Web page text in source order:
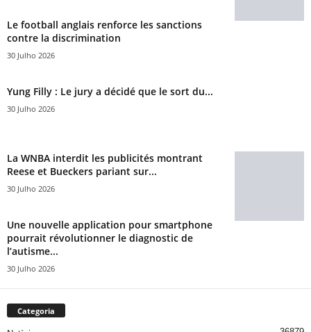
Le football anglais renforce les sanctions
contre la discrimination
30 Julho 2026
Yung Filly : Le jury a décidé que le sort du...
30 Julho 2026
La WNBA interdit les publicités montrant
Reese et Bueckers pariant sur...
30 Julho 2026
Une nouvelle application pour smartphone
pourrait révolutionner le diagnostic de
l’autisme...
30 Julho 2026
Categoria